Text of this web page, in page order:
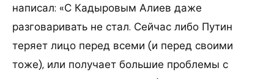
написал: «С Кадыровым Алиев даже
разговаривать не стал. Сейчас либо Путин
теряет лицо перед всеми (и перед своими
тоже), или получает большие проблемы с